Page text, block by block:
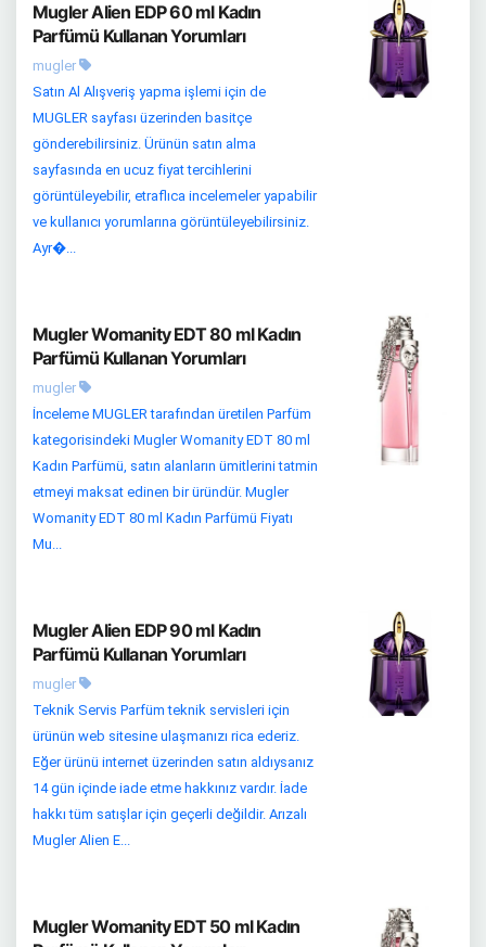
Mugler Alien EDP 60 ml Kadın
Parfümü Kullanan Yorumları
mugler
Satın Al Alışveriş yapma işlemi için de
MUGLER sayfası üzerinden basitçe
gönderebilirsiniz. Ürünün satın alma
sayfasında en ucuz fiyat tercihlerini
görüntüleyebilir, etraflıca incelemeler yapabilir
ve kullanıcı yorumlarına görüntüleyebilirsiniz.
Ayr�...
Mugler Womanity EDT 80 ml Kadın
Parfümü Kullanan Yorumları
mugler
İnceleme MUGLER tarafından üretilen Parfüm
kategorisindeki Mugler Womanity EDT 80 ml
Kadın Parfümü, satın alanların ümitlerini tatmin
etmeyi maksat edinen bir üründür. Mugler
Womanity EDT 80 ml Kadın Parfümü Fiyatı
Mu...
Mugler Alien EDP 90 ml Kadın
Parfümü Kullanan Yorumları
mugler
Teknik Servis Parfüm teknik servisleri için
ürünün web sitesine ulaşmanızı rica ederiz.
Eğer ürünü internet üzerinden satın aldıysanız
14 gün içinde iade etme hakkınız vardır. İade
hakkı tüm satışlar için geçerli değildir. Arızalı
Mugler Alien E...
Mugler Womanity EDT 50 ml Kadın